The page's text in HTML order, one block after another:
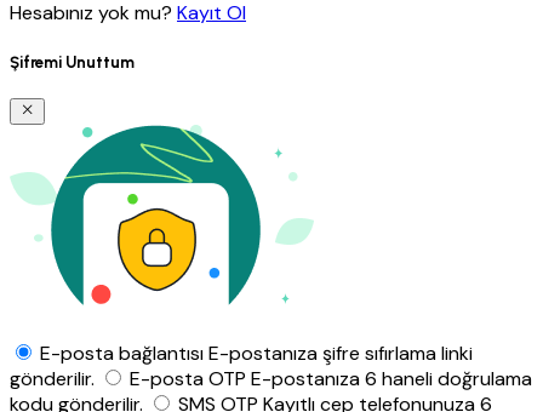
Hesabınız yok mu? Kayıt Ol
Şifremi Unuttum
E-posta bağlantısıE-postanıza şifre sıfırlama linki
gönderilir.
E-posta OTP E-postanıza 6 haneli doğrulama
kodu gönderilir.
SMS OTP Kayıtlı cep telefonunuza 6